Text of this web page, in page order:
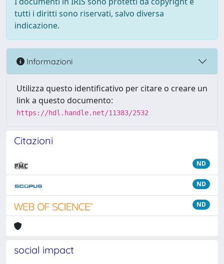
tutti i diritti sono riservati, salvo diversa
indicazione.
Informazioni
Utilizza questo identificativo per citare o creare un
link a questo documento:
https://hdl.handle.net/11383/2532
Citazioni
ND
ND
ND
social impact